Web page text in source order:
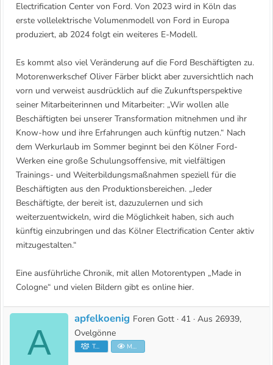
Electrification Center von Ford. Von 2023 wird in Köln das
erste vollelektrische Volumenmodell von Ford in Europa
produziert, ab 2024 folgt ein weiteres E-Modell.
Es kommt also viel Veränderung auf die Ford Beschäftigten zu.
Motorenwerkschef Oliver Färber blickt aber zuversichtlich nach
vorn und verweist ausdrücklich auf die Zukunftsperspektive
seiner Mitarbeiterinnen und Mitarbeiter: „Wir wollen alle
Beschäftigten bei unserer Transformation mitnehmen und ihr
Know-how und ihre Erfahrungen auch künftig nutzen.“ Nach
dem Werkurlaub im Sommer beginnt bei den Kölner Ford-
Werken eine große Schulungsoffensive, mit vielfältigen
Trainings- und Weiterbildungsmaßnahmen speziell für die
Beschäftigten aus den Produktionsbereichen. „Jeder
Beschäftigte, der bereit ist, dazuzulernen und sich
weiterzuentwickeln, wird die Möglichkeit haben, sich auch
künftig einzubringen und das Kölner Electrification Center aktiv
mitzugestalten.“
Eine ausführliche Chronik, mit allen Motorentypen „Made in
Cologne“ und vielen Bildern gibt es online hier.
A
G
e
apfelkoenig Foren Gott · 41 · Aus 26939,
Ovelgönne
Teammitglied Moderator